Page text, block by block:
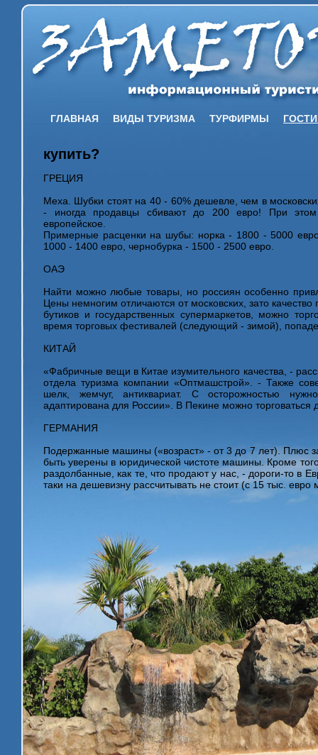
ГЛАВНАЯ ВИДЫ ТУРИЗМА ТУРФИРМЫ
купить?
ГРЕЦИЯ
Меха. Шубки стоят на 40 - 60% дешевле, чем в
- иногда продавцы сбивают до 200 евро! При
европейское.
Примерные расценки на шубы: норка - 1800 - 5000
1000 - 1400 евро, чернобурка - 1500 - 2500 евро.
ОАЭ
Найти можно любые товары, но россиян особенно
Цены немногим отличаются от московских, зато
бутиков и государственных супермаркетов, можно
время торговых фестивалей (следующий - зимой),
КИТАЙ
«Фабричные вещи в Китае изумительного качества, -
отдела туризма компании «Оптмашстрой». - Также
шелк, жемчуг, антиквариат. С осторожностью
адаптирована для России». В Пекине можно торговаться
ГЕРМАНИЯ
Подержанные машины («возраст» - от 3 до 7 лет). Плюс
быть уверены в юридической чистоте машины. Кроме
раздолбанные, как те, что продают у нас, - дороги-то в
таки на дешевизну рассчитывать не стоит (с 15 тыс. евро